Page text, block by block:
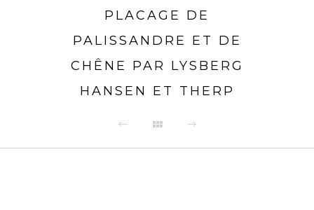
PLACAGE DE
PALISSANDRE ET DE
CHÊNE PAR LYSBERG
HANSEN ET THERP